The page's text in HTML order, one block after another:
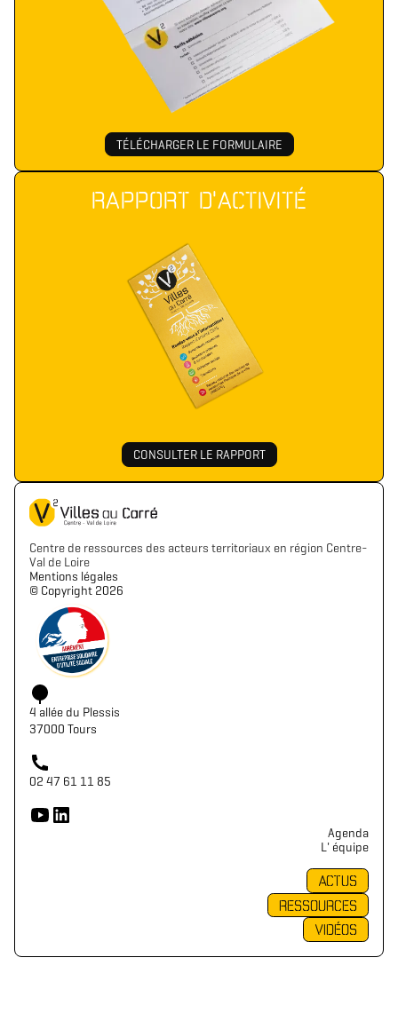
TÉLÉCHARGER LE FORMULAIRE
RAPPORT D'ACTIVITÉ
CONSULTER LE RAPPORT
Centre de ressources des acteurs territoriaux en région Centre-
Val de Loire
Mentions légales
©️ Copyright 2026
4 allée du Plessis
37000 Tours
02 47 61 11 85
Agenda
L' équipe
ACTUS
RESSOURCES
VIDÉOS